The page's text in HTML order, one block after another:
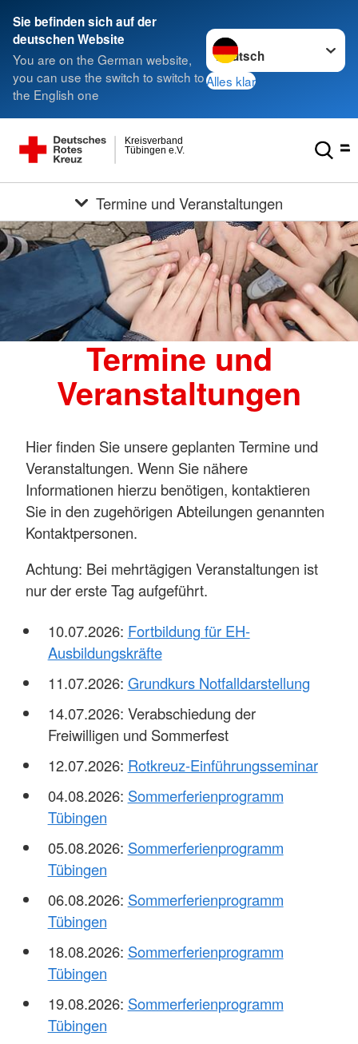
Sie befinden sich auf der
deutschen Website
You are on the German website,
you can use the switch to switch to
the English one
Sprache wechseln zu
Alles klar
Tübingen e.V.
Kreisverband
Termine und Veranstaltungen
Termine und
Veranstaltungen
Hier finden Sie unsere geplanten Termine und
Veranstaltungen. Wenn Sie nähere
Informationen hierzu benötigen, kontaktieren
Sie in den zugehörigen Abteilungen genannten
Kontaktpersonen.
Achtung: Bei mehrtägigen Veranstaltungen ist
nur der erste Tag aufgeführt.
10.07.2026: Fortbildung für EH-
Ausbildungskräfte
11.07.2026: Grundkurs Notfalldarstellung
14.07.2026: Verabschiedung der
Freiwilligen und Sommerfest
12.07.2026: Rotkreuz-Einführungsseminar
04.08.2026: Sommerferienprogramm
Tübingen
05.08.2026: Sommerferienprogramm
Tübingen
06.08.2026: Sommerferienprogramm
Tübingen
18.08.2026: Sommerferienprogramm
Tübingen
19.08.2026: Sommerferienprogramm
Tübingen